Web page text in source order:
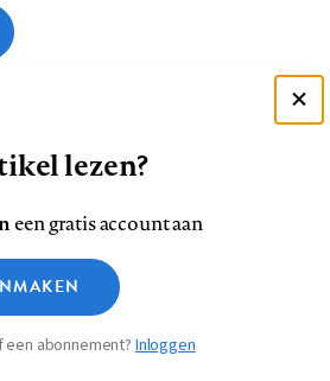
ons
op
Instagram
ons
op
YouTube
ons
Privacy
Medische vragen verdienen
betrouwbare antwoorden
lezen?
een gratis account aan
een abonnement?Inloggen